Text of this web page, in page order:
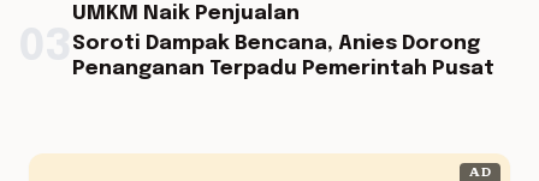
UMKM Naik Penjualan
Soroti Dampak Bencana, Anies Dorong
Penanganan Terpadu Pemerintah Pusat
AD